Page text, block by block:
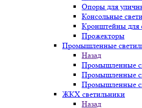
Опоры для
Консольные
Кронштейны для
Прожекторы
Промышленные
Назад
Промышленные
Промышленные
Промышленные
ЖКХ светильники
Назад